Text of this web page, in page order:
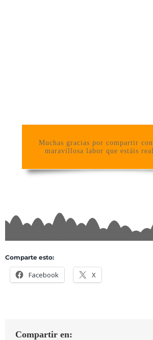
Muchas gracias por compartir
maravillosa labor que estáis
Comparte esto:
Facebook X
Compartir en: